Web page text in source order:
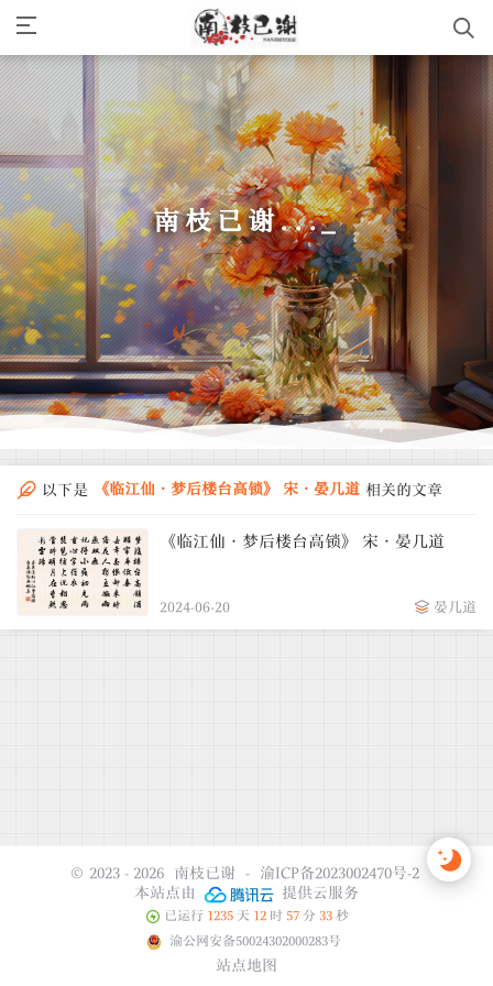
南枝已谢...
我有故人抱剑去，斩尽春风未曾归。
「 孤山不孤 」
以下是 《临江仙·梦后楼台高锁》 宋·晏几道 相关的文章
《临江仙·梦后楼台高锁》 宋·晏几道
2024-06-20 晏几道
© 2023 - 2026 南枝已谢 - 渝ICP备2023002470号-2
本站点由
提供云服务
已运行 1235天 12时 57分 33秒
渝公网安备50024302000283号
站点地图